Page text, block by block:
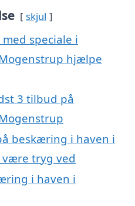
skjul
speciale i
hjælpe
3 tilbud på
beskæring i haven i
tryg ved
i haven i